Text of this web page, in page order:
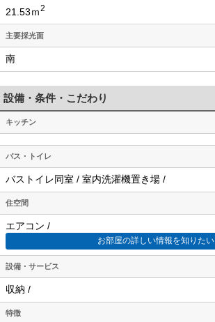
21.53ｍ2
主要採光面
南
設備・条件・こだわり
キッチン
バス・トイレ
バストイレ同室 / 室内洗濯機置き場 /
住空間
エアコン /
お部屋の詳しい情報を知りたい
設備・サービス
収納 /
特徴